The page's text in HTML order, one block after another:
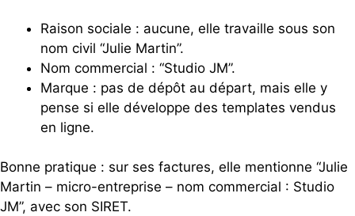
Raison sociale : aucune, elle travaille sous son
nom civil “Julie Martin”.
Nom commercial : “Studio JM”.
Marque : pas de dépôt au départ, mais elle y
pense si elle développe des templates vendus
en ligne.
Bonne pratique : sur ses factures, elle mentionne “Julie
Martin – micro-entreprise – nom commercial : Studio
JM”, avec son SIRET.